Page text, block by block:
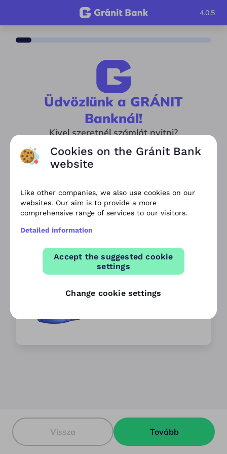
4.0.5
Üdvözlünk a GRÁNIT
Banknál!
Kivel szeretnél számlát nyitni?
Egyedül
Közösen a partneremmel
Vissza Tovább
Like other companies, we also use cookies on our
websites. Our aim is to provide a more
comprehensive range of services to our visitors.
Detailed information
Accept the suggested cookie
settings
Change cookie settings